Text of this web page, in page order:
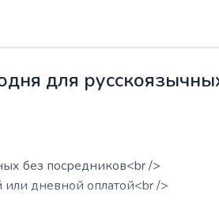
для
без посредников<br />
дневной оплатой<br />